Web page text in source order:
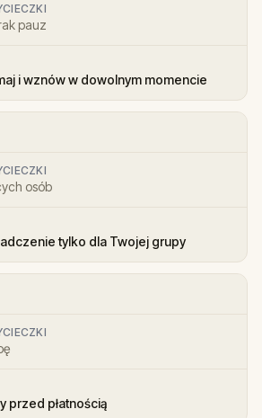
pauz
i wznów w dowolnym momencie
osób
tylko dla Twojej grupy
przed płatnością